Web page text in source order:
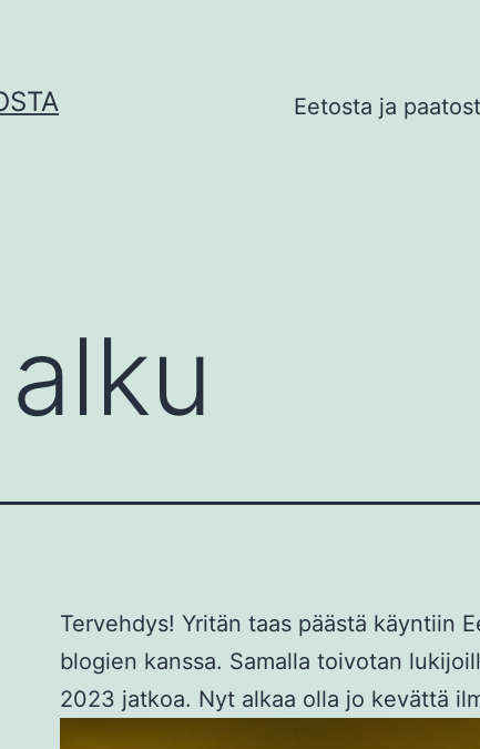
Eetosta ja
Tervehdys! Yritän taas päästä käyntiin
blogien kanssa. Samalla toivotan
2023 jatkoa. Nyt alkaa olla jo kevättä